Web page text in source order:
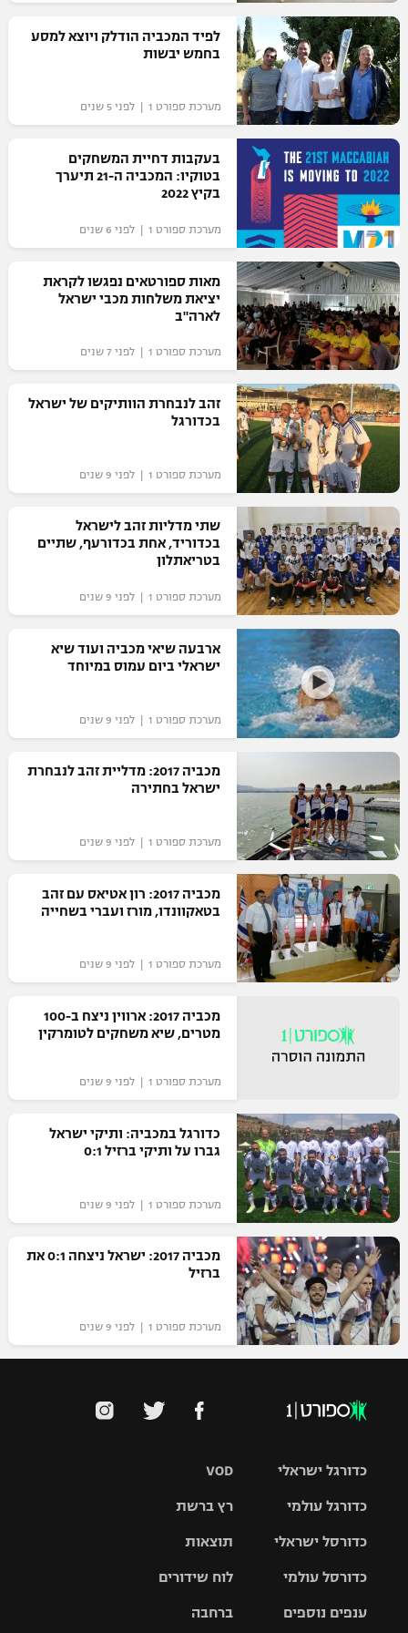
רשיון להקרנה פומבית לבית עסק
הצטרפות לחבילת הערוצים
לוח דרושים – ג'ובנט
תגיות
המגזין
לפיד המכביה הודלק ויוצא למסע
בחמש יבשות
מערכת ספורט 1 | לפני 5 שנים
בעקבות דחיית המשחקים
בטוקיו: המכביה ה-21 תיערך
בקיץ 2022
מערכת ספורט 1 | לפני 6 שנים
מאות ספורטאים נפגשו לקראת
יציאת משלחות מכבי ישראל
לארה"ב
מערכת ספורט 1 | לפני 7 שנים
זהב לנבחרת הוותיקים של ישראל
בכדורגל
מערכת ספורט 1 | לפני 9 שנים
שתי מדליות זהב לישראל
בכדוריד, אחת בכדורעף, שתיים
בטריאתלון
מערכת ספורט 1 | לפני 9 שנים
ארבעה שיאי מכביה ועוד שיא
ישראלי ביום עמוס במיוחד
מערכת ספורט 1 | לפני 9 שנים
מכביה 2017: מדליית זהב לנבחרת
ישראל בחתירה
מערכת ספורט 1 | לפני 9 שנים
מכביה 2017: רון אטיאס עם זהב
בטאקוונדו, מורז ועברי בשחייה
מערכת ספורט 1 | לפני 9 שנים
מכביה 2017: ארווין ניצח ב-100
מטרים, שיא משחקים לטומרקין
מערכת ספורט 1 | לפני 9 שנים
כדורגל במכביה: ותיקי ישראל
גברו על ותיקי ברזיל 0:1
מערכת ספורט 1 | לפני 9 שנים
מכביה 2017: ישראל ניצחה 0:1 את
ברזיל
מערכת ספורט 1 | לפני 9 שנים
VOD
רץ ברשת
תוצאות
לוח שידורים
ברחבה
כדורגל ישראלי
גביע הטוטו
כדורגל עולמי
האלופות
ליגה
כדורסל ישראלי
סל
כדורסל עולמי
ענפים נוספים